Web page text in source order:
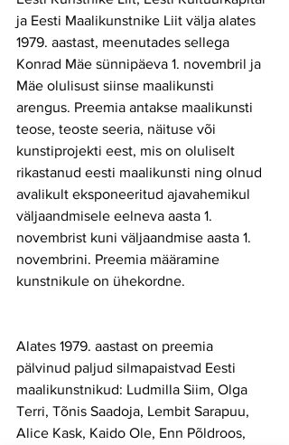
ja Eesti Maalikunstnike Liit välja alates
1979. aastast, meenutades sellega
Konrad Mäe sünnipäeva 1. novembril ja
Mäe olulisust siinse maalikunsti
arengus. Preemia antakse maalikunsti
teose, teoste seeria, näituse või
kunstiprojekti eest, mis on oluliselt
rikastanud eesti maalikunsti ning olnud
avalikult eksponeeritud ajavahemikul
väljaandmisele eelneva aasta 1.
novembrist kuni väljaandmise aasta 1.
novembrini. Preemia määramine
kunstnikule on ühekordne.
Alates 1979. aastast on preemia
pälvinud paljud silmapaistvad Eesti
maalikunstnikud: Ludmilla Siim, Olga
Terri, Tõnis Saadoja, Lembit Sarapuu,
Alice Kask, Kaido Ole, Enn Põldroos,